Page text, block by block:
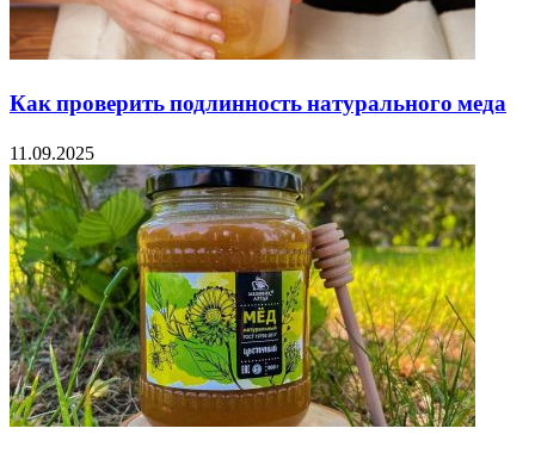
Как проверить подлинность натурального меда
11.09.2025